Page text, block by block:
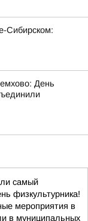
Сибирском:
День
самый
физкультурника!
мероприятия в
в муниципальных